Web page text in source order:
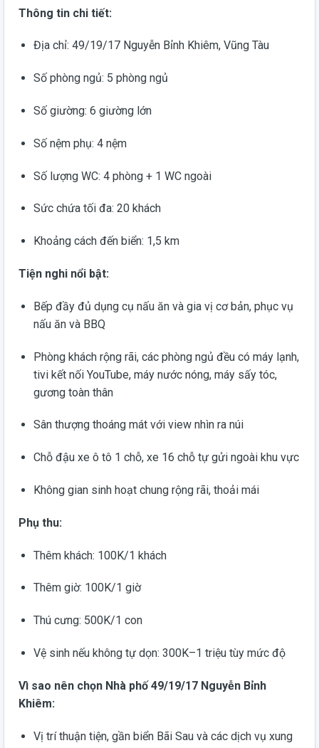
Thông tin chi tiết:
Địa chỉ: 49/19/17 Nguyễn Bỉnh Khiêm, Vũng Tàu
Số phòng ngủ: 5 phòng ngủ
Số giường: 6 giường lớn
Số nệm phụ: 4 nệm
Số lượng WC: 4 phòng + 1 WC ngoài
Sức chứa tối đa: 20 khách
Khoảng cách đến biển: 1,5 km
Tiện nghi nổi bật:
Bếp đầy đủ dụng cụ nấu ăn và gia vị cơ bản, phục vụ
nấu ăn và BBQ
Phòng khách rộng rãi, các phòng ngủ đều có máy lạnh,
tivi kết nối YouTube, máy nước nóng, máy sấy tóc,
gương toàn thân
Sân thượng thoáng mát với view nhìn ra núi
Chỗ đậu xe ô tô 1 chỗ, xe 16 chỗ tự gửi ngoài khu vực
Không gian sinh hoạt chung rộng rãi, thoải mái
Phụ thu:
Thêm khách: 100K/1 khách
Thêm giờ: 100K/1 giờ
Thú cưng: 500K/1 con
Vệ sinh nếu không tự dọn: 300K–1 triệu tùy mức độ
Vì sao nên chọn Nhà phố 49/19/17 Nguyễn Bỉnh
Khiêm:
Vị trí thuận tiện, gần biển Bãi Sau và các dịch vụ xung